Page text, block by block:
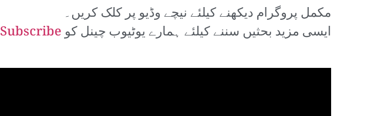
مکمل پروگرام دیکھنے کیلئے نیچے وڈیو پر کلک کریں۔
ایسی مزید بحثیں سننے کیلئے ہمارے یوٹیوب چینل کوSubscribe